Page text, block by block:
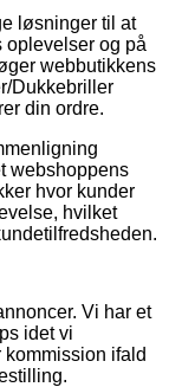
løsninger til at
og på
webbutikkens
Dukkebriller
din ordre.
webshoppens
hvor kunder
hvilket
Vi har et
idet vi
kommission ifald